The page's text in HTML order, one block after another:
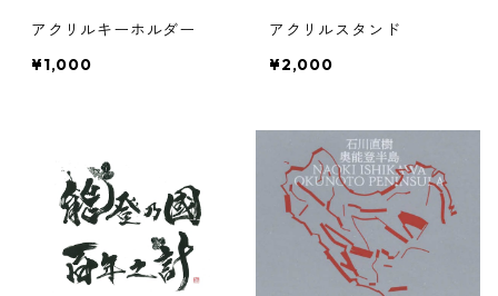
アクリルキーホルダー
¥1,000
アクリルスタンド
¥2,000